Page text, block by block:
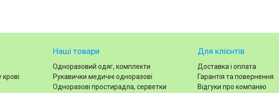
Наші товари
Одноразовий одяг, комплекти
Рукавички медичні одноразові
Одноразові простирадла, серветки
Для клієнтів
Доставка і оплата
Гарантія та повернення
Відгуки про компанію